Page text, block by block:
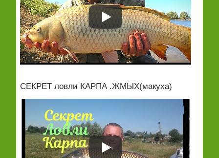
СЕКРЕТ ловли КАРПА .ЖМЫХ(макуха)